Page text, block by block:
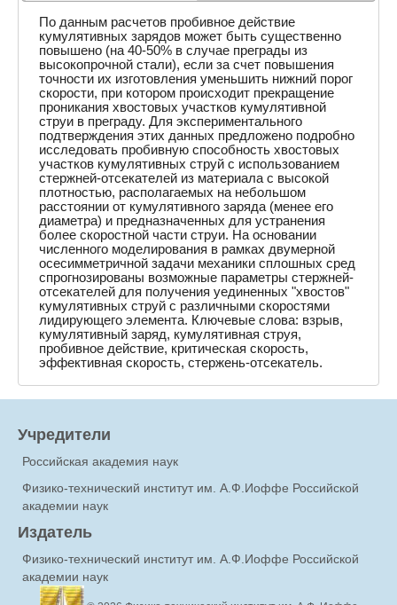
По данным расчетов пробивное действие
кумулятивных зарядов может быть существенно
повышено (на 40-50% в случае преграды из
высокопрочной стали), если за счет повышения
точности их изготовления уменьшить нижний порог
скорости, при котором происходит прекращение
проникания хвостовых участков кумулятивной
струи в преграду. Для экспериментального
подтверждения этих данных предложено подробно
исследовать пробивную способность хвостовых
участков кумулятивных струй с использованием
стержней-отсекателей из материала с высокой
плотностью, располагаемых на небольшом
расстоянии от кумулятивного заряда (менее его
диаметра) и предназначенных для устранения
более скоростной части струи. На основании
численного моделирования в рамках двумерной
осесимметричной задачи механики сплошных сред
спрогнозированы возможные параметры стержней-
отсекателей для получения уединенных "хвостов"
кумулятивных струй с различными скоростями
лидирующего элемента. Ключевые слова: взрыв,
кумулятивный заряд, кумулятивная струя,
пробивное действие, критическая скорость,
эффективная скорость, стержень-отсекатель.
Учредители
Российская академия наук
Физико-технический институт им. А.Ф.Иоффе Российской
академии наук
Издатель
Физико-технический институт им. А.Ф.Иоффе Российской
академии наук